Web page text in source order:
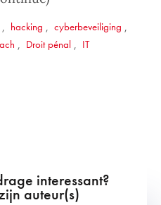
, hacking , cyberbeveiliging ,
, Droit pénal , IT
interessant?
auteur(s)